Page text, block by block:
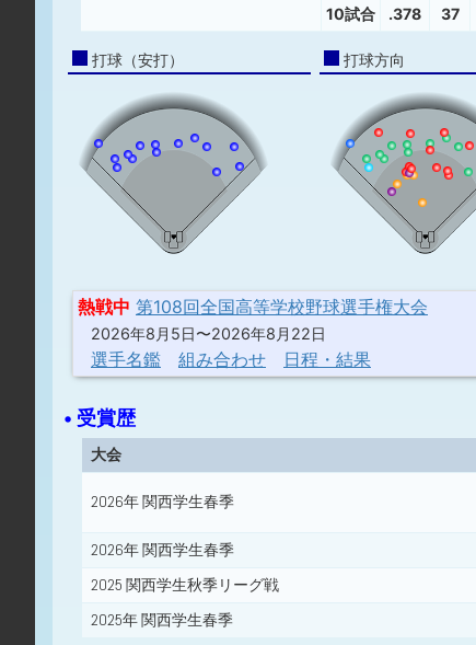
10試合 .378 37
打球（安打） 打球方向
熱戦中 第108回全国高等学校野球選手権大会
2026年8月5日〜2026年8月22日
選手名鑑 組み合わせ 日程・結果
• 受賞歴
大会
2026年 関西学生春季
2026年 関西学生春季
2025 関西学生秋季リーグ戦
2025年 関西学生春季